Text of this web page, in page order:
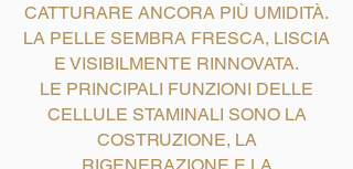
CATTURARE ANCORA PIÙ UMIDITÀ.
LA PELLE SEMBRA FRESCA, LISCIA
E VISIBILMENTE RINNOVATA.
LE PRINCIPALI FUNZIONI DELLE
CELLULE STAMINALI SONO LA
COSTRUZIONE, LA
RIGENERAZIONE E LA